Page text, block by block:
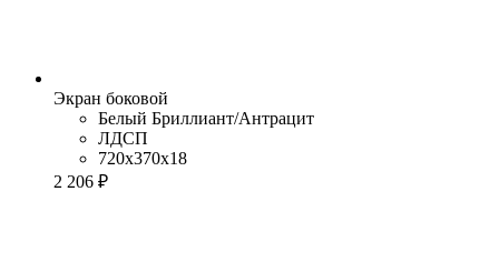
Экран боковой
Белый Бриллиант/Антрацит
ЛДСП
720x370x18
2 206 ₽